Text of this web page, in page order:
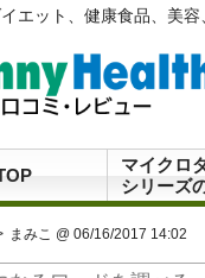
エット、健康食品、美
マイクロ
シリーズ
まみこ @ 06/16/2017 14:02